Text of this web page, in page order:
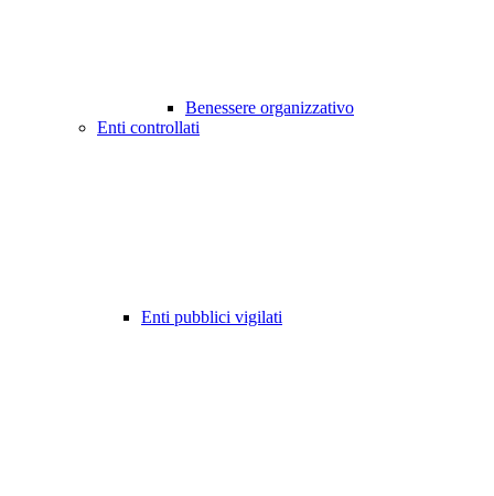
Benessere organizzativo
Enti controllati
Enti pubblici vigilati